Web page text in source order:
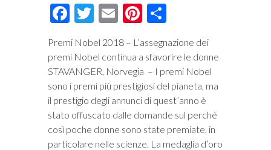
Facebook
Twitter
EmailPinterest
Premi Nobel 2018 – L’assegnazione dei
premi Nobel continua a sfavorire le donne
STAVANGER, Norvegia – I premi Nobel
sono i premi più prestigiosi del pianeta, ma
il prestigio degli annunci di quest’anno è
stato offuscato dalle domande sul perché
così poche donne sono state premiate, in
particolare nelle scienze. La medaglia d’oro